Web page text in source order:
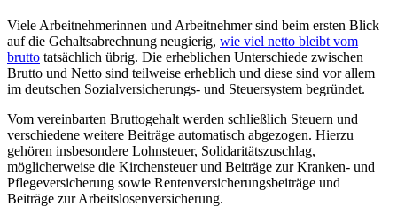
Viele Arbeitnehmerinnen und Arbeitnehmer sind beim ersten Blick
auf die Gehaltsabrechnung neugierig, wie viel netto bleibt vom
brutto tatsächlich übrig. Die erheblichen Unterschiede zwischen
Brutto und Netto sind teilweise erheblich und diese sind vor allem
im deutschen Sozialversicherungs- und Steuersystem begründet.
Vom vereinbarten Bruttogehalt werden schließlich Steuern und
verschiedene weitere Beiträge automatisch abgezogen. Hierzu
gehören insbesondere Lohnsteuer, Solidaritätszuschlag,
möglicherweise die Kirchensteuer und Beiträge zur Kranken- und
Pflegeversicherung sowie Rentenversicherungsbeiträge und
Beiträge zur Arbeitslosenversicherung.